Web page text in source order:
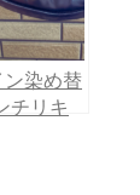
ン染め替
チリキ